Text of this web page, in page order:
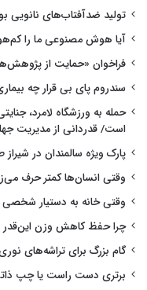
تولید ضدآفتاب‌های نانویی
آیا هوش مصنوعی ما را
فراخوان «حمایت از
سندروم پای بی قرار چه
حمله به ورزشگاه لامرد،
است/ قدردانی از مدیریت
پارک ویژه سالمندان در
وقتی انسان‌ها کمتر حرف
وقتی خانه به دستیار
چرا حفظ کاهش وزن
گام بزرگ برای تراشه‌های
برتری دست راست یا چپ